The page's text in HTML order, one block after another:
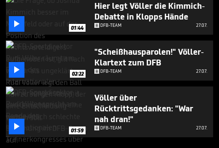
 01:44
Hier legt Völler die Kimmich-
Debatte in Klopps Hände
DFB-TEAM 27.07.
 02:22
"Scheißhausparolen!" Völler-
Klartext zum DFB
DFB-TEAM 27.07.
 01:59
Völler über
Rücktrittsgedanken: "War
nah dran!"
DFB-TEAM 27.07.